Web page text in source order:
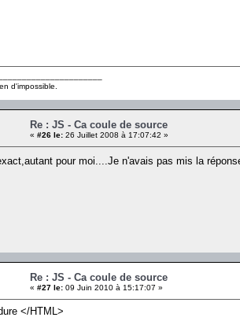
d'impossible.
Re : JS - Ca coule de source
« #26 le: 26 Juillet 2008 à 17:07:42 »
pour moi....Je n'avais pas mis la
Re : JS - Ca coule de source
« #27 le: 09 Juin 2010 à 15:17:07 »
</HTML>